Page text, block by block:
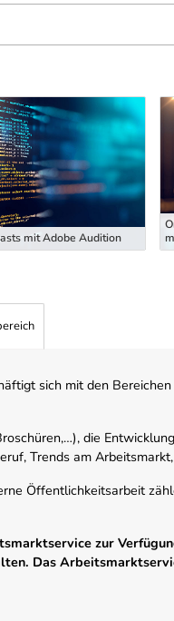
mit Adobe Audition
sich mit den
die
Trends am
Öffentlichkeitsarbeit
zur
Das